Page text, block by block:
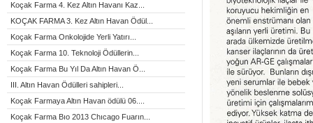
Koçak Farma 4. Kez Altın Havanı Kaz...
KOÇAK FARMA 3. Kez Altın Havan Ödül...
Koçak Farma Onkolojide Yerli Yatırı...
Koçak Farma 10. Teknoloji Ödüllerin...
Koçak Farma Bu Yıl Da Altın Havan Ö...
III. Altın Havan Ödülleri sahipleri...
Koçak Farmaya Altın Havan ödülü 06....
Koçak Farma Bıo 2013 Chıcago Fuarın...